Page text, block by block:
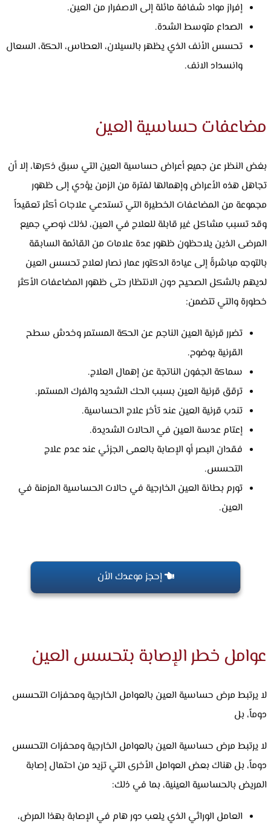
إفراز مواد شفافة مائلة إلى الاصفرار من العين.
الصداع متوسط الشدة.
تحسس الأنف الذي يظهر بالسيلان، العطاس، الحكة، السعال
وانسداد الانف.
مضاعفات حساسية العين
بغض النظر عن جميع أعراض حساسية العين التي سبق ذكرها، إلا أن
تجاهل هذه الأعراض وإهمالها لفترة من الزمن يؤدي إلى ظهور
مجموعة من المضاعفات الخطيرة التي تستدعي علاجات أكثر تعقيداً
وقد تسبب مشاكل غير قابلة للعلاج في العين، لذلك نوصي جميع
المرضى الذين يلاحظون ظهور عدة علامات من القائمة السابقة
بالتوجه مباشرةً إلى عيادة الدكتور عمار نصار لعلاج تحسس العين
لديهم بالشكل الصحيح دون الانتظار حتى ظهور المضاعفات الأكثر
خطورة والتي تتضمن:
تضرر قرنية العين الناجم عن الحكة المستمر وخدش سطح
القرنية بوضوح.
سماكة الجفون الناتجة عن إهمال العلاج.
ترقق قرنية العين بسبب الحك الشديد والفرك المستمر.
تندب قرنية العين عند تأخر علاج الحساسية.
إعتام عدسة العين في الحالات الشديدة.
فقدان البصر أو الإصابة بالعمى الجزئي عند عدم علاج
التحسس.
تورم بطانة العين الخارجية في حالات الحساسية المزمنة في
العين.
إحجز موعدك الأن
عوامل خطر الإصابة بتحسس العين
لا يرتبط مرض حساسية العين بالعوامل الخارجية ومحفزات التحسس
دوماً، بل
لا يرتبط مرض حساسية العين بالعوامل الخارجية ومحفزات التحسس
دوماً، بل هناك بعض العوامل الأخرى التي تزيد من احتمال إصابة
المريض بالحساسية العينية، بما في ذلك:
العامل الوراثي الذي يلعب دور هام في الإصابة بهذا المرض،